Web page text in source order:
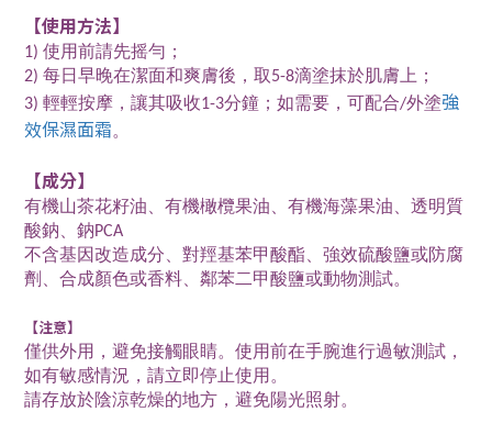
【使用方法】
1) 使用前請先摇勻；
2) 每日早晚在潔面和爽膚後，取5-8滴塗抹於肌膚上；
3) 輕輕按摩，讓其吸收1-3分鐘；如需要，可配合/外塗強
效保濕面霜。
【成分】
有機山茶花籽油、有機橄欖果油、有機海藻果油、透明質
酸鈉、鈉PCA
不含基因改造成分、對羥基苯甲酸酯、強效硫酸鹽或防腐
劑、合成顏色或香料、鄰苯二甲酸鹽或動物測試。
【注意】
僅供外用，避免接觸眼睛。使用前在手腕進行過敏測試，
如有敏感情況，請立即停止使用。
請存放於陰涼乾燥的地方，避免陽光照射。